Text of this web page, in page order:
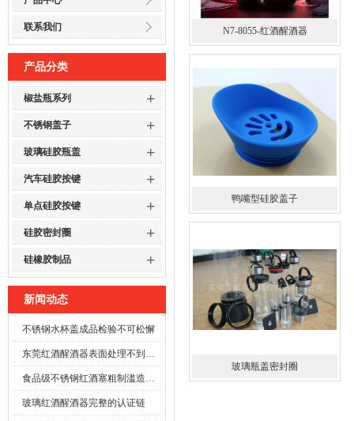
联系我们
产品分类
椒盐瓶系列 +
不锈钢盖子 +
玻璃硅胶瓶盖 +
汽车硅胶按键 +
单点硅胶按键 +
硅胶密封圈 +
硅橡胶制品 +
新闻动态
不锈钢水杯盖成品检验不可松懈
东莞红酒醒酒器表面处理不到位时
食品级不锈钢红酒塞粗制滥造可能酿成事故
玻璃红酒醒酒器完整的认证链
N7-8055-红酒醒酒器
鸭嘴型硅胶盖子
玻璃瓶盖密封圈